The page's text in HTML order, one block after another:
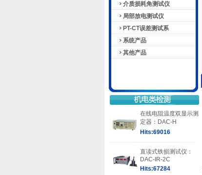
介质损耗角测试仪
局部放电测试仪
PT-CT误差测试系
系统产品
其他产品
在线电阻温度双显示测
定器：DAC-H
Hits:69016
直读式铁损测试仪：
DAC-IR-2C
Hits:67284